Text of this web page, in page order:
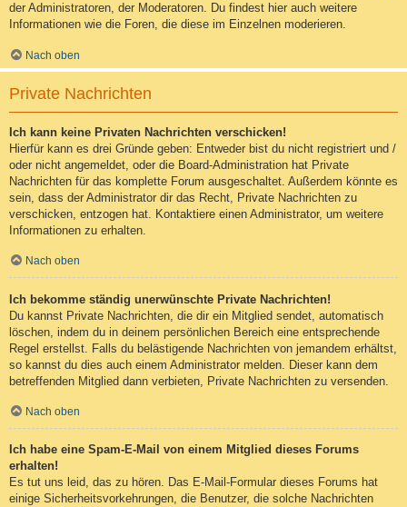
der Administratoren, der Moderatoren. Du findest hier auch weitere
Informationen wie die Foren, die diese im Einzelnen moderieren.
Nach oben
Private Nachrichten
Ich kann keine Privaten Nachrichten verschicken!
Hierfür kann es drei Gründe geben: Entweder bist du nicht registriert und /
oder nicht angemeldet, oder die Board-Administration hat Private
Nachrichten für das komplette Forum ausgeschaltet. Außerdem könnte es
sein, dass der Administrator dir das Recht, Private Nachrichten zu
verschicken, entzogen hat. Kontaktiere einen Administrator, um weitere
Informationen zu erhalten.
Nach oben
Ich bekomme ständig unerwünschte Private Nachrichten!
Du kannst Private Nachrichten, die dir ein Mitglied sendet, automatisch
löschen, indem du in deinem persönlichen Bereich eine entsprechende
Regel erstellst. Falls du belästigende Nachrichten von jemandem erhältst,
so kannst du dies auch einem Administrator melden. Dieser kann dem
betreffenden Mitglied dann verbieten, Private Nachrichten zu versenden.
Nach oben
Ich habe eine Spam-E-Mail von einem Mitglied dieses Forums
erhalten!
Es tut uns leid, das zu hören. Das E-Mail-Formular dieses Forums hat
einige Sicherheitsvorkehrungen, die Benutzer, die solche Nachrichten